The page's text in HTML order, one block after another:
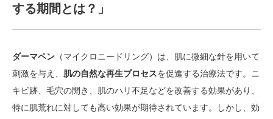
する期間とは？」
ダーマペン （マイクロニードリング）は、肌に微細な針を用いて
刺激を与え、 肌の自然な再生プロセスを促進する治療法です。ニ
キビ跡、毛穴の開き、肌のハリ不足などを改善する効果があり、
特に肌荒れに対しても高い効果が期待されています。しかし、効